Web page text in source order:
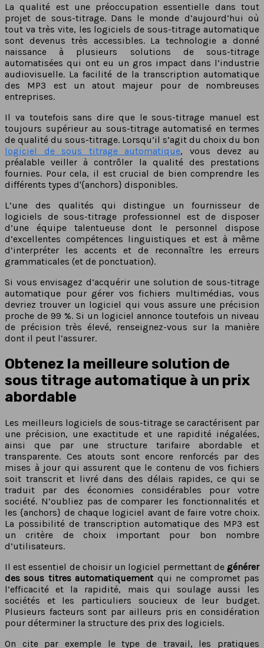
La qualité est une préoccupation essentielle dans tout
projet de sous-titrage. Dans le monde d’aujourd’hui où
tout va très vite, les logiciels de sous-titrage automatique
sont devenus très accessibles. La technologie a donné
naissance à plusieurs solutions de sous-titrage
automatisées qui ont eu un gros impact dans l’industrie
audiovisuelle. La facilité de la transcription automatique
des MP3 est un atout majeur pour de nombreuses
entreprises.
Il va toutefois sans dire que le sous-titrage manuel est
toujours supérieur au sous-titrage automatisé en termes
de qualité du sous-titrage. Lorsqu’il s’agit du choix du bon
logiciel de sous titrage automatique, vous devez au
préalable veiller à contrôler la qualité des prestations
fournies. Pour cela, il est crucial de bien comprendre les
différents types d'{anchors} disponibles.
L’une des qualités qui distingue un fournisseur de
logiciels de sous-titrage professionnel est de disposer
d’une équipe talentueuse dont le personnel dispose
d’excellentes compétences linguistiques et est à même
d’interpréter les accents et de reconnaître les erreurs
grammaticales (et de ponctuation).
Si vous envisagez d’acquérir une solution de sous-titrage
automatique pour gérer vos fichiers multimédias, vous
devriez trouver un logiciel qui vous assure une précision
proche de 99 %. Si un logiciel annonce toutefois un niveau
de précision très élevé, renseignez-vous sur la manière
dont il peut l’assurer.
Obtenez la meilleure solution de
sous titrage automatique à un prix
abordable
Les meilleurs logiciels de sous-titrage se caractérisent par
une précision, une exactitude et une rapidité inégalées,
ainsi que par une structure tarifaire abordable et
transparente. Ces atouts sont encore renforcés par des
mises à jour qui assurent que le contenu de vos fichiers
soit transcrit et livré dans des délais rapides, ce qui se
traduit par des économies considérables pour votre
société. N’oubliez pas de comparer les fonctionnalités et
les {anchors} de chaque logiciel avant de faire votre choix.
La possibilité de transcription automatique des MP3 est
un critère de choix important pour bon nombre
d’utilisateurs.
Il est essentiel de choisir un logiciel permettant de générer
des sous titres automatiquementqui ne compromet pas
l’efficacité et la rapidité, mais qui soulage aussi les
sociétés et les particuliers soucieux de leur budget.
Plusieurs facteurs sont par ailleurs pris en considération
pour déterminer la structure des prix des logiciels.
On cite par exemple le type de travail, les pratiques